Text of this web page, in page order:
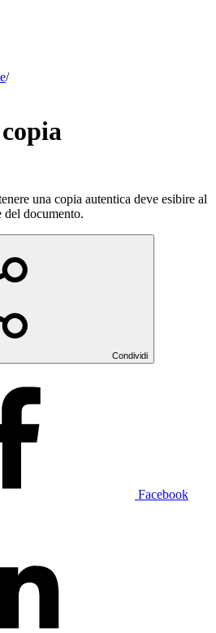
/
una copia autentica deve esibire al
documento.
Condividi
Facebook